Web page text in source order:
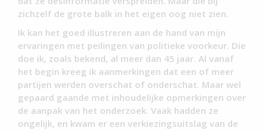
zichzelf de grote balk in het eigen oog niet zien.
Ik kan het goed illustreren aan de hand van mijn
ervaringen met peilingen van politieke voorkeur. Die
doe ik, zoals bekend, al meer dan 45 jaar. Al vanaf
het begin kreeg ik aanmerkingen dat een of meer
partijen werden overschat of onderschat. Maar wel
gepaard gaande met inhoudelijke opmerkingen over
de aanpak van het onderzoek. Vaak hadden ze
ongelijk, en kwam er een verkiezingsuitslag van de